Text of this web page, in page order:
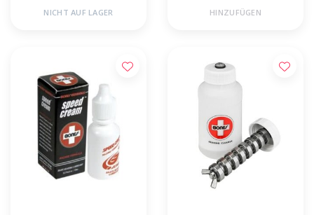
NICHT AUF LAGER HINZUFÜGEN